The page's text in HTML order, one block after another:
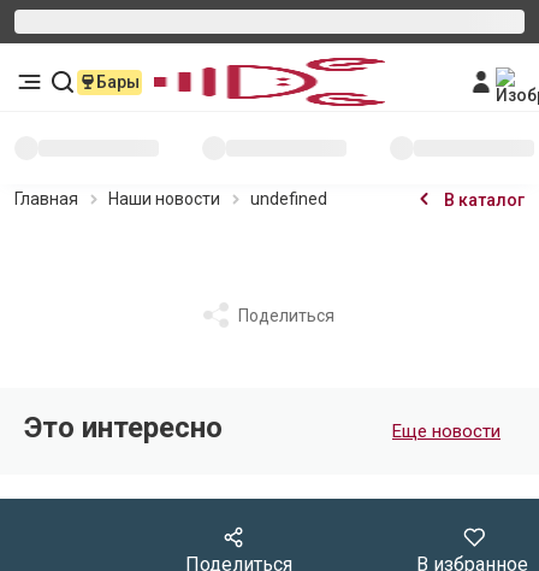
Бары
Главная Наши новости undefined В каталог
Поделиться
Это интересно Еще новости
Поделиться В избранное